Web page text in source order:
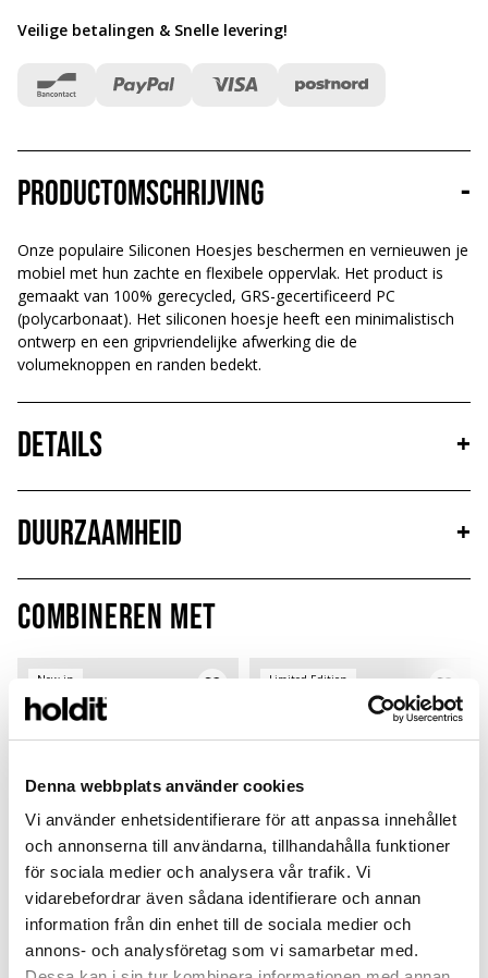
Denna webbplats använder cookies
Vi använder enhetsidentifierare för att anpassa innehållet
och annonserna till användarna, tillhandahålla funktioner
för sociala medier och analysera vår trafik. Vi
vidarebefordrar även sådana identifierare och annan
information från din enhet till de sociala medier och
annons- och analysföretag som vi samarbetar med.
Veilige betalingen & Snelle levering!
Productomschrijving -
Onze populaire Siliconen Hoesjes beschermen en vernieuwen je
mobiel met hun zachte en flexibele oppervlak. Het product is
gemaakt van 100% gerecycled, GRS-gecertificeerd PC
(polycarbonaat). Het siliconen hoesje heeft een minimalistisch
ontwerp en een gripvriendelijke afwerking die de
volumeknoppen en randen bedekt.
Details +
Duurzaamheid
+
Combineren met
New in
Charging Cable
Limited Edition
Card Holder